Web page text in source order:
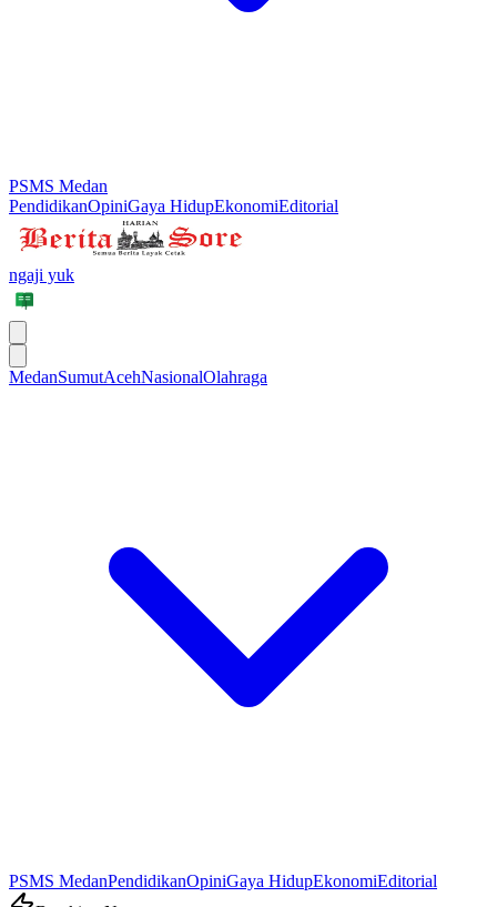
PSMS Medan
PendidikanOpiniGaya HidupEkonomiEditorial
ngaji yuk
MedanSumutAcehNasionalOlahraga
PSMS MedanPendidikanOpiniGaya HidupEkonomiEditorial